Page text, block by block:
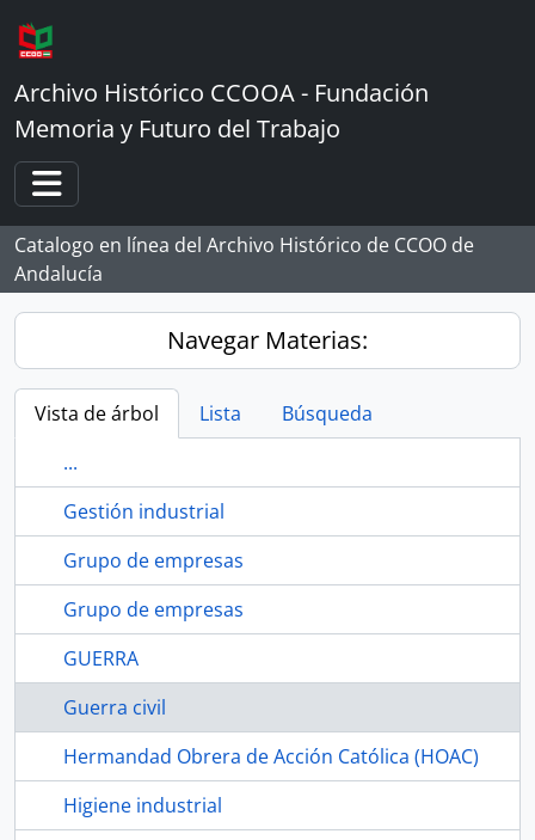
Skip to main content
Archivo Histórico CCOOA - Fundación
Memoria y Futuro del Trabajo
Toggle navigation
Catalogo en línea del Archivo Histórico de CCOO de
Andalucía
Navegar Materias:
Vista de árbol Lista
Búsqueda
...
Gestión industrial
Grupo de empresas
Grupo de empresas
GUERRA
Guerra civil
Hermandad Obrera de Acción Católica (HOAC)
Higiene industrial